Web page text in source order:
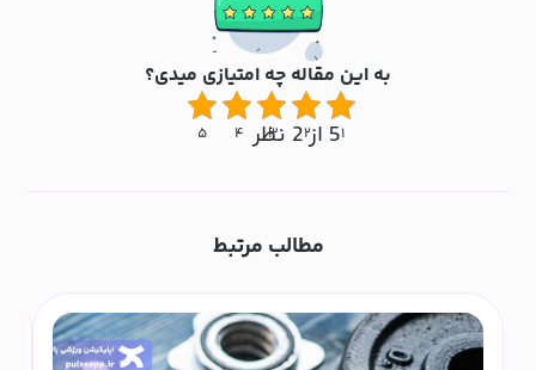
به این مقاله چه امتیازی میدی؟
5 از 2 نظر۱ ۲ ۳ ۴ ۵
مطالب مرتبط